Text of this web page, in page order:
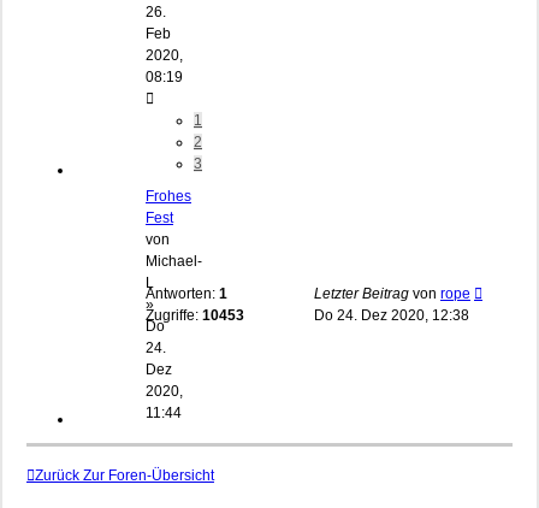
26.
Feb
2020,
08:19
1
2
3
Frohes
Fest
von
Michael-
L
»
Do
24.
Dez
2020,
11:44
Antworten: 1
Zugriffe: 10453
Letzter Beitrag von rope
Do 24. Dez 2020, 12:38
Zurück Zur Foren-Übersicht